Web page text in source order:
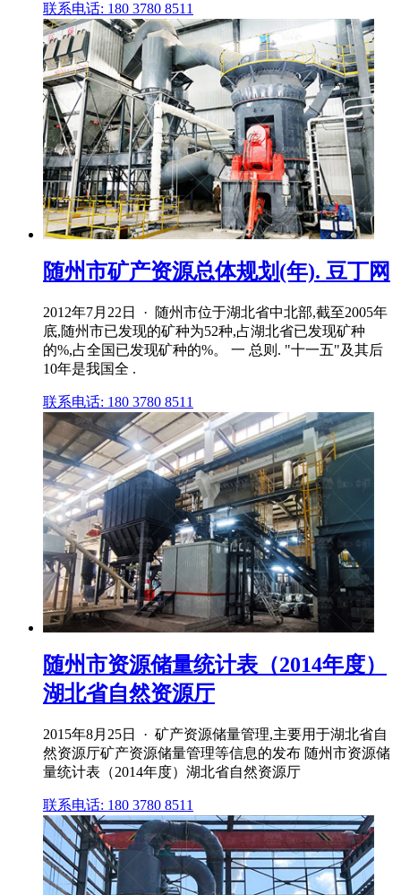
联系电话: 180 3780 8511
随州市矿产资源总体规划(年). 豆丁网
2012年7月22日 · 随州市位于湖北省中北部,截至2005年
底,随州市已发现的矿种为52种,占湖北省已发现矿种
的%,占全国已发现矿种的%。 一 总则. "十一五"及其后
10年是我国全 .
联系电话: 180 3780 8511
随州市资源储量统计表（2014年度）
湖北省自然资源厅
2015年8月25日 · 矿产资源储量管理,主要用于湖北省自
然资源厅矿产资源储量管理等信息的发布 随州市资源储
量统计表（2014年度）湖北省自然资源厅
联系电话: 180 3780 8511